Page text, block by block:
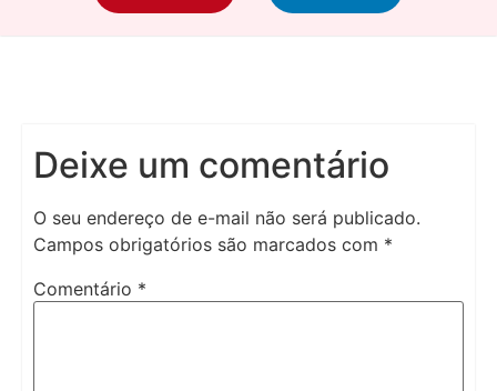
Deixe um comentário
O seu endereço de e-mail não será publicado.
Campos obrigatórios são marcados com *
Comentário *